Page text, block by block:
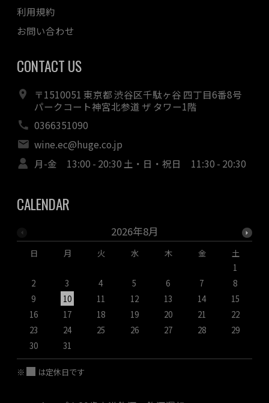
利用規約
お問い合わせ
CONTACT US
〒1510051 東京都 渋谷区千駄ヶ谷 四丁目6番8号
パークコート神宮北参道 ザ タワー1階
0366351090
wine.ec@huge.co.jp
月-金 13:00 - 20:30 土・日・祝日 11:30 - 20:30
CALENDAR
2026年8月
日 月 火 水 木 金
土
1
2
3 4 5 6 7
8
9
10 11 12 13 14
15
16
17 18 19 20 21
22
23
24 25 26 27 28
29
30
31
※ は定休日です